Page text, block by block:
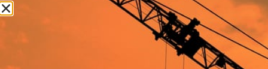
CURVE A SALDARE 90 IN
AISI 304 SP.2 MM – 60,3
MM